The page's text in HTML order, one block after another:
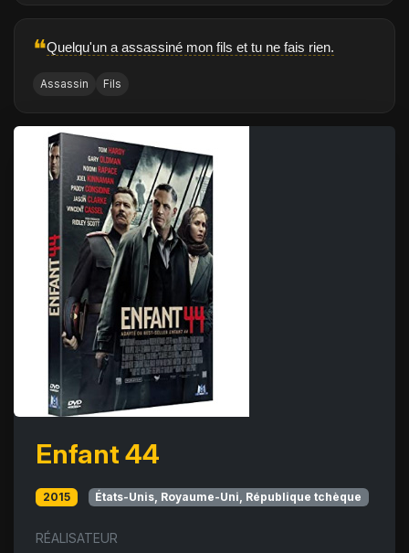
❝Quelqu'un a assassiné mon fils et tu ne fais rien.
Assassin Fils
Enfant 44
2015 États-Unis, Royaume-Uni, République tchèque
RÉALISATEUR